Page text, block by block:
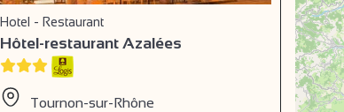
Hotel - Restaurant
Hôtel-restaurant Azalées
Tournon-sur-Rhône